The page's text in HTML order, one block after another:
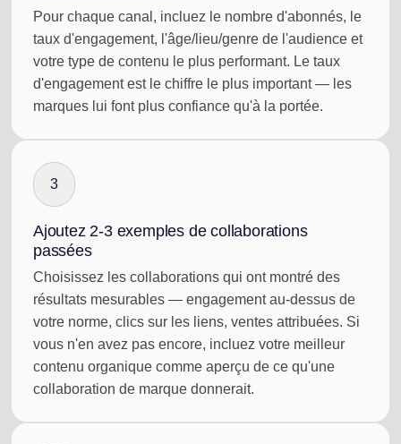
Pour chaque canal, incluez le nombre d'abonnés, le
taux d'engagement, l'âge/lieu/genre de l'audience et
votre type de contenu le plus performant. Le taux
d'engagement est le chiffre le plus important — les
marques lui font plus confiance qu'à la portée.
3
Ajoutez 2-3 exemples de collaborations
passées
Choisissez les collaborations qui ont montré des
résultats mesurables — engagement au-dessus de
votre norme, clics sur les liens, ventes attribuées. Si
vous n'en avez pas encore, incluez votre meilleur
contenu organique comme aperçu de ce qu'une
collaboration de marque donnerait.